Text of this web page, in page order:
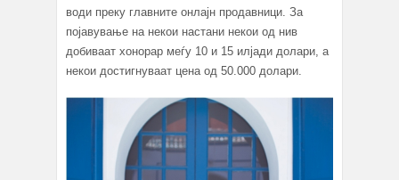
води преку главните онлајн продавници. За
појавување на некои настани некои од нив
добиваат хонорар меѓу 10 и 15 илјади долари, а
некои достигнуваат цена од 50.000 долари.